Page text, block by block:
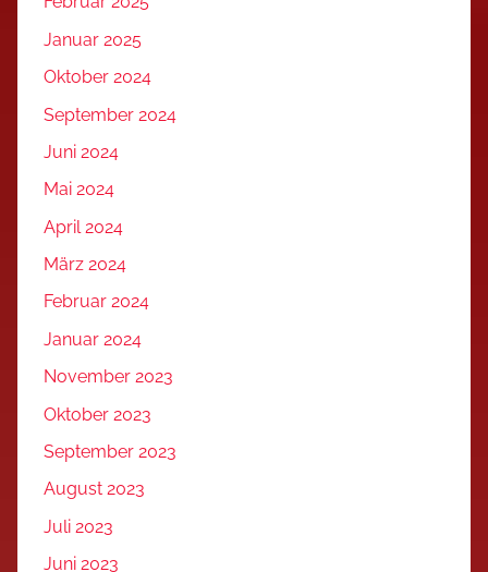
Januar 2025
Oktober 2024
September 2024
Juni 2024
Mai 2024
April 2024
März 2024
Februar 2024
Januar 2024
November 2023
Oktober 2023
September 2023
August 2023
Juli 2023
Juni 2023